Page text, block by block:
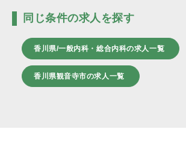
同じ条件の求人を探す
香川県/一般内科・総合内科の求人一覧
香川県観音寺市の求人一覧